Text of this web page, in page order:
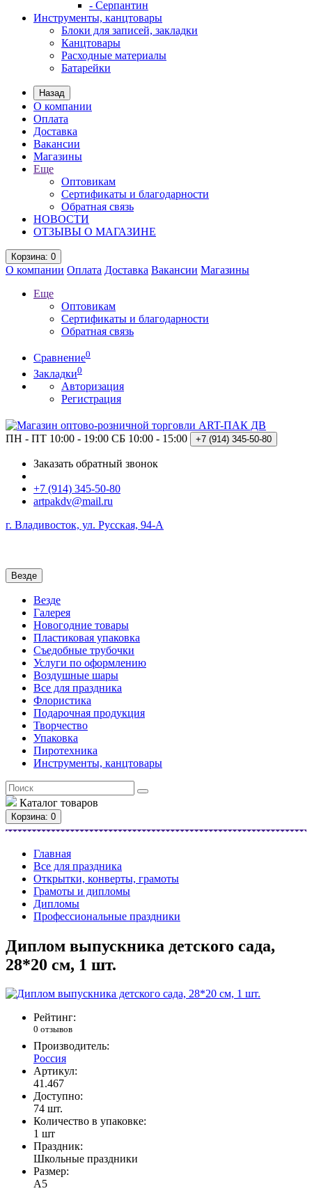
- Серпантин
Инструменты, канцтовары
Блоки для записей, закладки
Канцтовары
Расходные материалы
Батарейки
Назад
О компании
Оплата
Доставка
Вакансии
Магазины
Еще
Оптовикам
Сертификаты и благодарности
Обратная связь
НОВОСТИ
ОТЗЫВЫ О МАГАЗИНЕ
Корзина: 0
О компании Оплата Доставка Вакансии Магазины
Еще
Оптовикам
Сертификаты и благодарности
Обратная связь
Сравнение0
Закладки0
Авторизация
Регистрация
ПН - ПТ 10:00 - 19:00 СБ 10:00 - 15:00 +7 (914) 345-50-80
Заказать обратный звонок
+7 (914) 345-50-80
artpakdv@mail.ru
г. Владивосток, ул. Русская, 94-А
Везде
Везде
Галерея
Новогодние товары
Пластиковая упаковка
Съедобные трубочки
Услуги по оформлению
Воздушные шары
Все для праздника
Флористика
Подарочная продукция
Творчество
Упаковка
Пиротехника
Инструменты, канцтовары
Каталог товаров
Корзина: 0
Главная
Все для праздника
Открытки, конверты, грамоты
Грамоты и дипломы
Дипломы
Профессиональные праздники
Диплом выпускника детского сада,
28*20 см, 1 шт.
Рейтинг:
0 отзывов
Производитель:
Россия
Артикул:
41.467
Доступно:
74 шт.
Количество в упаковке:
1 шт
Праздник:
Школьные праздники
Размер:
А5